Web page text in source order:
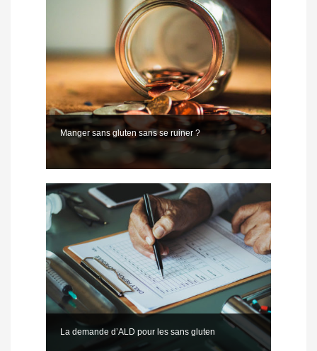
Manger sans gluten sans se ruiner ?
La demande d’ALD pour les sans gluten